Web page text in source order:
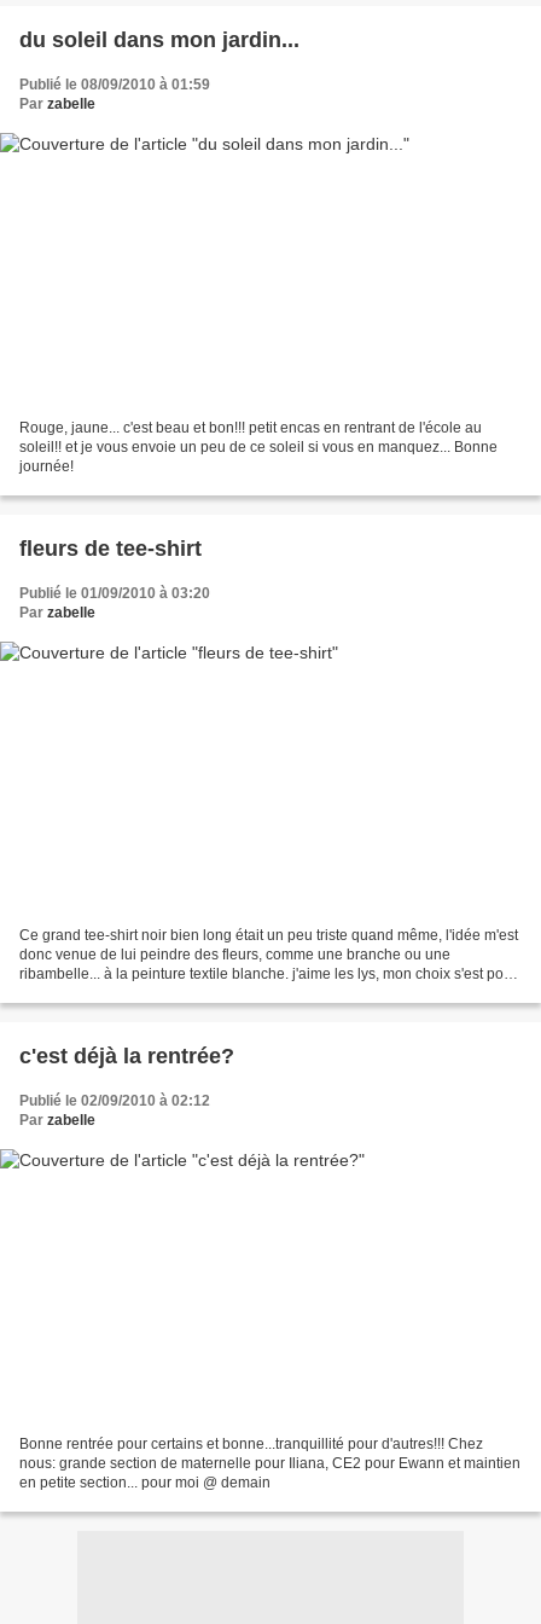
du soleil dans mon jardin...
Publié le 08/09/2010 à 01:59
Par zabelle
Rouge, jaune... c'est beau et bon!!! petit encas en rentrant de l'école au
soleil!! et je vous envoie un peu de ce soleil si vous en manquez... Bonne
journée!
fleurs de tee-shirt
Publié le 01/09/2010 à 03:20
Par zabelle
Ce grand tee-shirt noir bien long était un peu triste quand même, l'idée m'est
donc venue de lui peindre des fleurs, comme une branche ou une
ribambelle... à la peinture textile blanche. j'aime les lys, mon choix s'est porté
c'est déjà la rentrée?
Publié le 02/09/2010 à 02:12
Par zabelle
Bonne rentrée pour certains et bonne...tranquillité pour d'autres!!! Chez
nous: grande section de maternelle pour Iliana, CE2 pour Ewann et maintien
en petite section... pour moi @ demain